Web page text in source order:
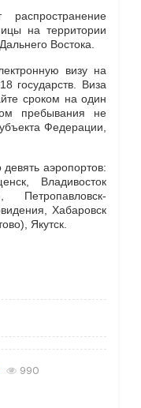
на территории
Востока.
визу на
государств. Виза
сроком на один
пребывания не
Федерации,
аэропортов:
Владивосток
Хабаровск
Якутск.
990